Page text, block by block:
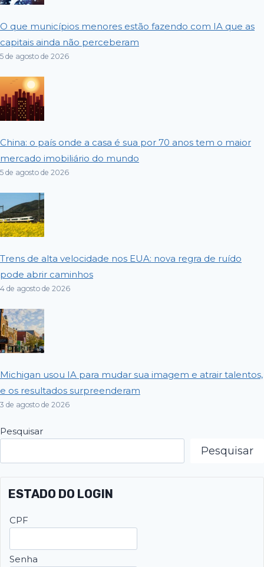
O que municípios menores estão fazendo com IA que as
capitais ainda não perceberam
5 de agosto de 2026
China: o país onde a casa é sua por 70 anos tem o maior
mercado imobiliário do mundo
5 de agosto de 2026
Trens de alta velocidade nos EUA: nova regra de ruído
pode abrir caminhos
4 de agosto de 2026
Michigan usou IA para mudar sua imagem e atrair talentos,
e os resultados surpreenderam
3 de agosto de 2026
Pesquisar
Pesquisar
ESTADO DO LOGIN
CPF
Senha